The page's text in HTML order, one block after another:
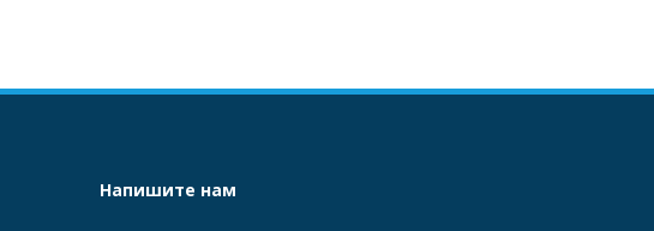
Напишите нам